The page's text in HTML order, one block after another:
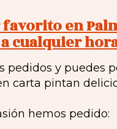
en
cualquier
pedidos y puedes
carta pintan
hemos pedido: